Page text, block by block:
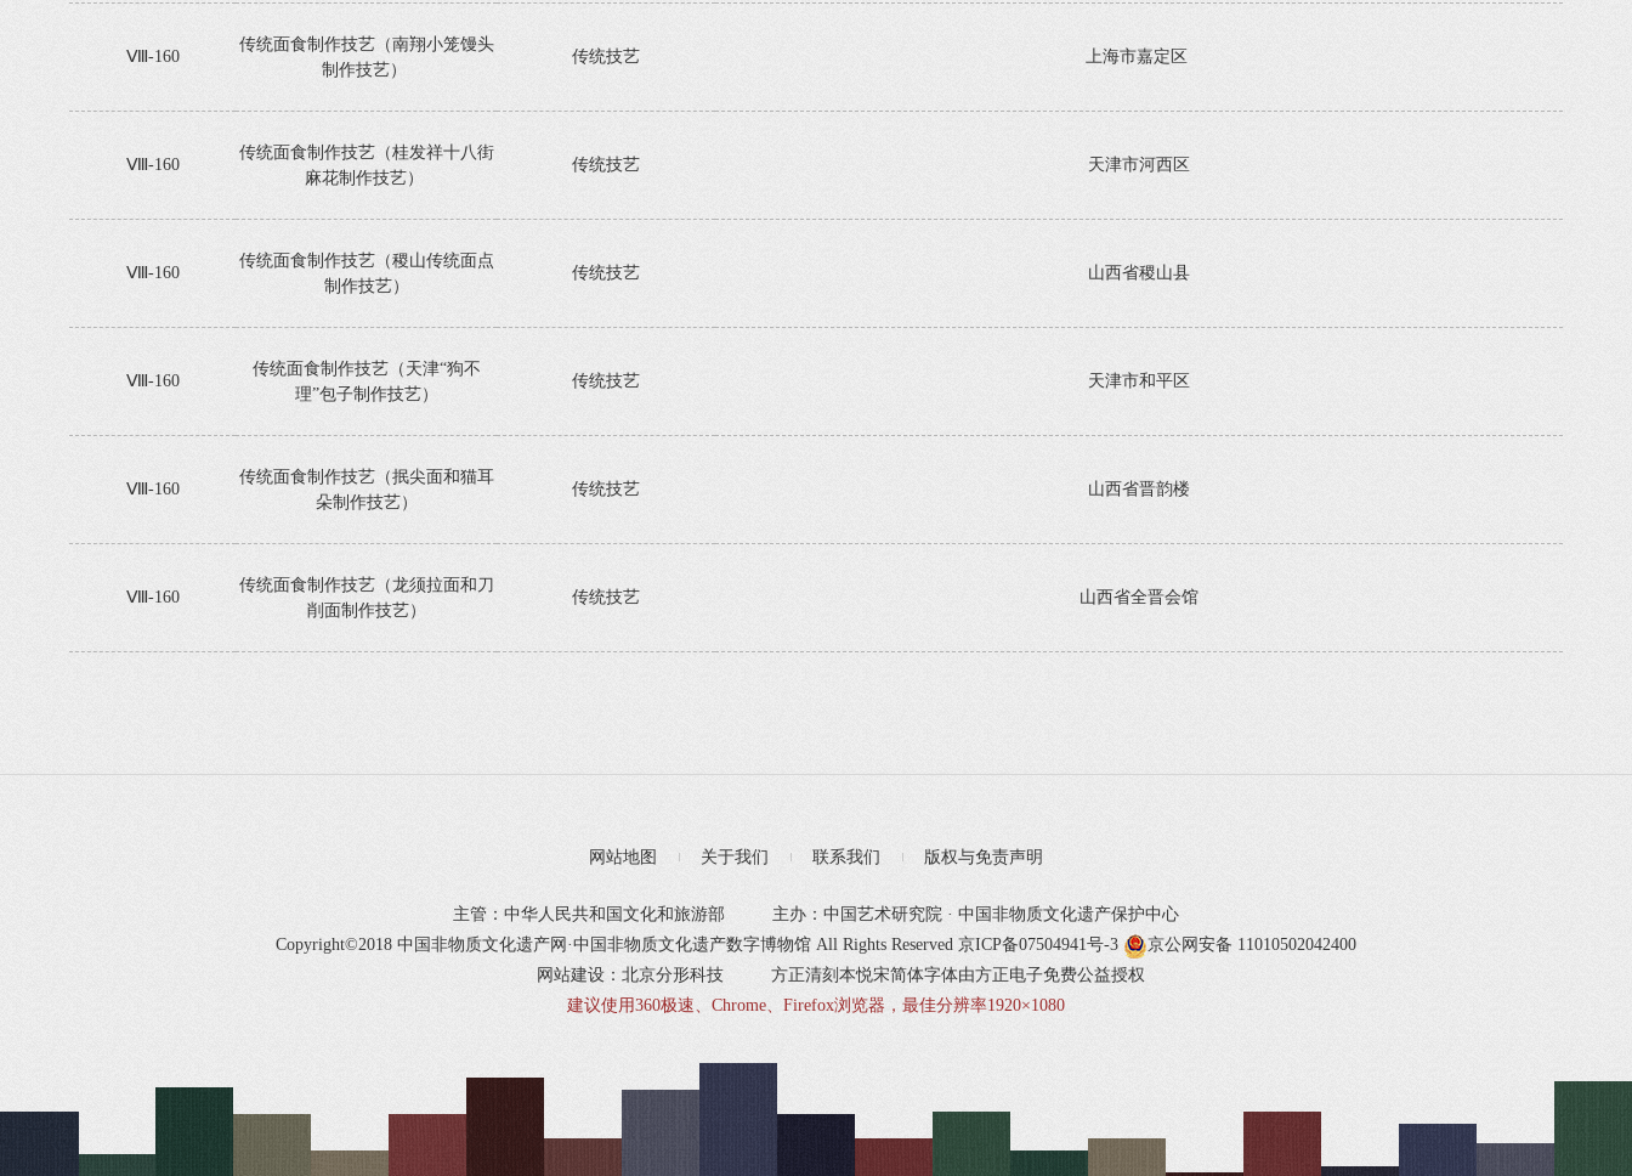
Ⅷ-160
传统面食制作技艺（南翔小笼馒头
制作技艺）
传统技艺 上海市嘉定区
Ⅷ-160
传统面食制作技艺（桂发祥十八街
麻花制作技艺）
传统技艺 天津市河西区
Ⅷ-160
传统面食制作技艺（稷山传统面点
制作技艺）
传统技艺 山西省稷山县
Ⅷ-160
传统面食制作技艺（天津“狗不
理”包子制作技艺）
传统技艺 天津市和平区
Ⅷ-160
传统面食制作技艺（抿尖面和猫耳
朵制作技艺）
传统技艺 山西省晋韵楼
Ⅷ-160
传统面食制作技艺（龙须拉面和刀
削面制作技艺）
传统技艺 山西省全晋会馆
网站地图 关于我们 联系我们 版权与免责声明
主管：中华人民共和国文化和旅游部
主办：中国艺术研究院 · 中国非物质文化遗产保护中心
Copyright©2018 中国非物质文化遗产网·中国非物质文化遗产数字博物馆 All Rights Reserved 京ICP备07504941号-3
京公网安备 11010502042400
网站建设：北京分形科技
方正清刻本悦宋简体字体由方正电子免费公益授权
建议使用360极速、Chrome、Firefox浏览器，最佳分辨率1920×1080